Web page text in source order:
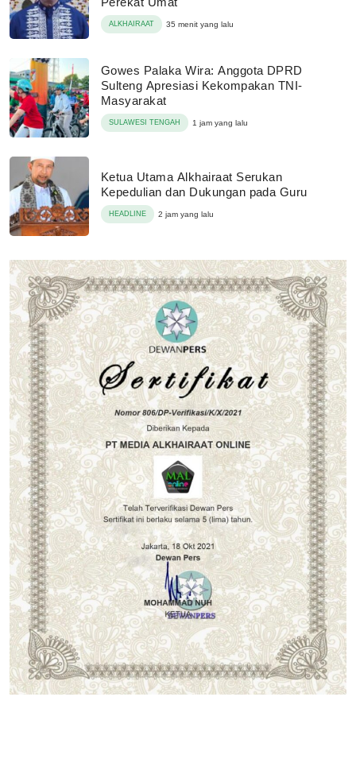
ALKHAIRAAT 35 menit yang lalu
Gowes Palaka Wira: Anggota DPRD
Sulteng Apresiasi Kekompakan TNI-
Masyarakat
SULAWESI TENGAH 1 jam yang lalu
Ketua Utama Alkhairaat Serukan
Kepedulian dan Dukungan pada Guru
HEADLINE 2 jam yang lalu